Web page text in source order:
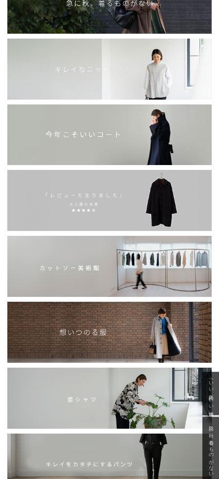
「いい年齢 いい洋服」
急に秋、着るものがない